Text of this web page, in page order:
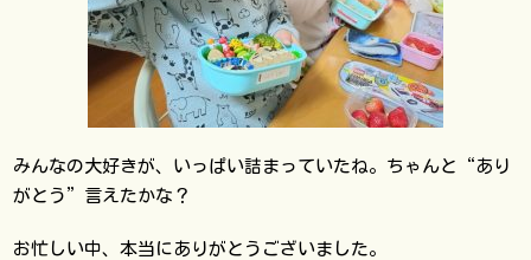
みんなの大好きが、いっぱい詰まっていたね。ちゃんと“あり
がとう”言えたかな？
お忙しい中、本当にありがとうございました。